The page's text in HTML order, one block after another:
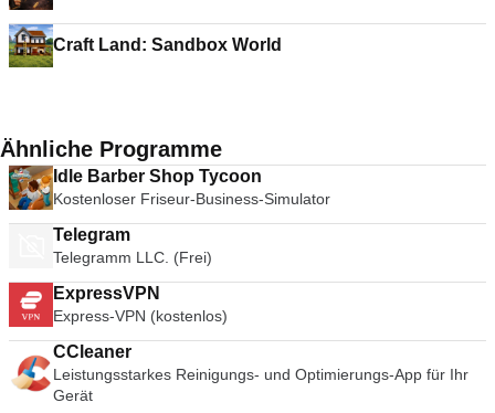
Craft Land: Sandbox World
Ähnliche Programme
Idle Barber Shop Tycoon
Kostenloser Friseur-Business-Simulator
Telegram
Telegramm LLC. (Frei)
ExpressVPN
Express-VPN (kostenlos)
CCleaner
Leistungsstarkes Reinigungs- und Optimierungs-App für Ihr
Gerät